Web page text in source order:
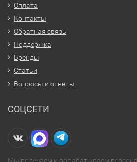
Оплата
Контакты
Обратная связь
Поддержка
Бренды
Статьи
Вопросы и ответы
СОЦСЕТИ
Мы получаем и обрабатываем